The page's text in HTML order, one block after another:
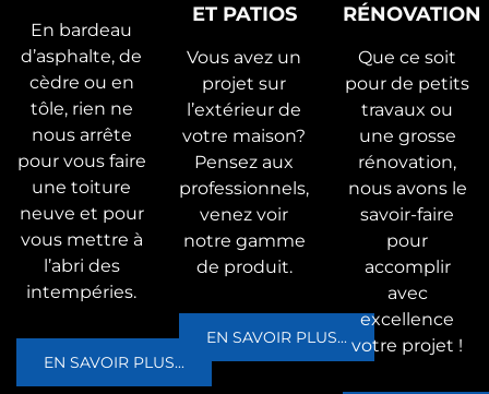
En bardeau
d’asphalte, de
cèdre ou en
tôle, rien ne
nous arrête
pour vous faire
une toiture
neuve et pour
vous mettre à
l’abri des
intempéries.
EN SAVOIR PLUS...
ET PATIOS
Vous avez un
projet sur
l’extérieur de
votre maison?
Pensez aux
professionnels,
venez voir
notre gamme
de produit.
EN SAVOIR PLUS...
RÉNOVATION
Que ce soit
pour de petits
travaux ou
une grosse
rénovation,
nous avons le
savoir-faire
pour
accomplir
avec
excellence
votre projet !